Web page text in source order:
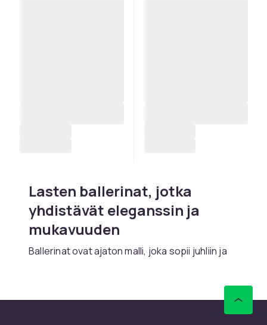
Lasten ballerinat, jotka
yhdistävät eleganssin ja
mukavuuden
Ballerinat ovat ajaton malli, joka sopii juhliin ja